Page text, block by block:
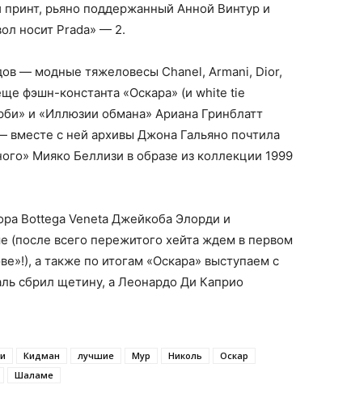
рьяно поддержанный Анной Винтур и
носит Prada» — 2.
— модные тяжеловесы Chanel, Armani, Dior,
фэшн-константа «Оскара» (и white tie
и «Иллюзии обмана» Ариана Гринблатт
вместе с ней архивы Джона Гальяно почтила
Мияко Беллизи в образе из коллекции 1999
Bottega Veneta Джейкоба Элорди и
всего пережитого хейта ждем в первом
а также по итогам «Оскара» выступаем с
сбрил щетину, а Леонардо Ди Каприо
Кидман лучшие Мур Николь
Оскар
Шаламе